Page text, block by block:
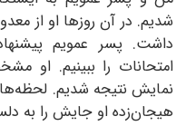
شدیم. در آن روزها او از
داشت. پسر عمویم
امتحانات را ببینیم. او
نمایش نتیجه شدیم.
هیجان‌زده او جایش را به